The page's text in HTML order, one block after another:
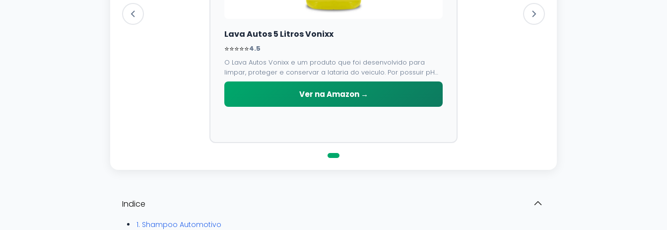
Lava Autos 5 Litros Vonixx
⭐⭐⭐⭐⭐4.5
O Lava Autos Vonixx e um produto que foi desenvolvido para
limpar, proteger e conservar a lataria do veiculo. Por possuir pH
neutro, pode ser aplicado em qualquer superficie sem correr o
Ver na Amazon →
Indice
1. Shampoo Automotivo